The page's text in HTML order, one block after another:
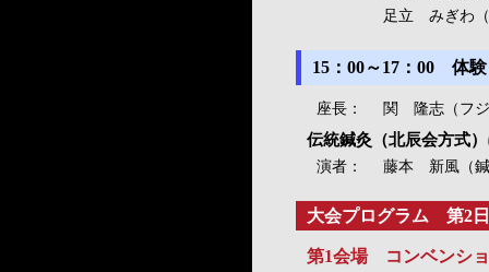
足立 みぎわ（
15：00～17：00 体
座長： 関 隆志（フ
伝統鍼灸（北辰会方式
演者： 藤本 新風（
大会プログラム 第2
第1会場 コンベンシ